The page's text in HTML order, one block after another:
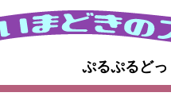
ぷるぷるどっ